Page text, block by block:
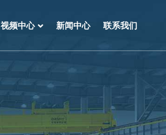
视频中心 新闻中心 联系我们